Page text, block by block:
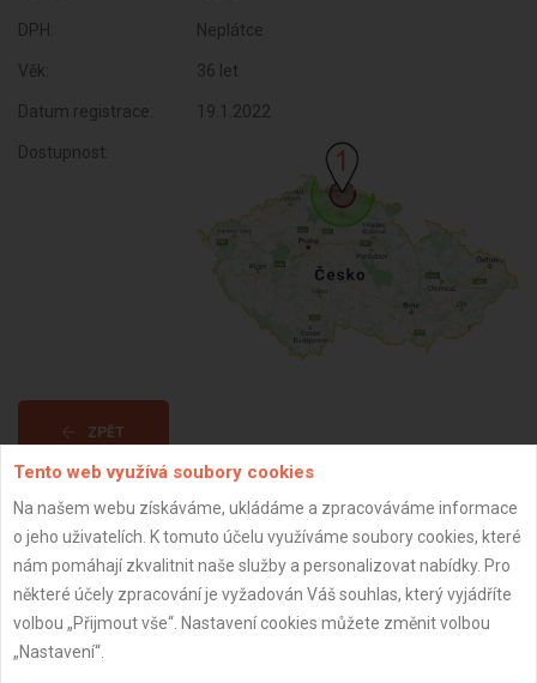
DPH: Neplátce
Věk: 36 let
Datum registrace: 19.1.2022
Dostupnost:
ZPĚT
Aktualizováno z portálu ARES dne 31.12.2024 08:45:07
Tento web využívá soubory cookies
Na našem webu získáváme, ukládáme a zpracováváme informace
o jeho uživatelích. K tomuto účelu využíváme soubory cookies, které
nám pomáhají zkvalitnit naše služby a personalizovat nabídky. Pro
některé účely zpracování je vyžadován Váš souhlas, který vyjádříte
volbou „Přijmout vše“. Nastavení cookies můžete změnit volbou
„Nastavení“.